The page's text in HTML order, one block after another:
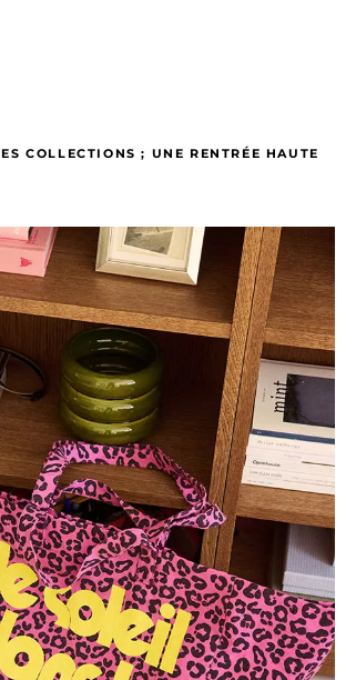
COLLECTIONS ; UNE RENTRÉE HAUTE